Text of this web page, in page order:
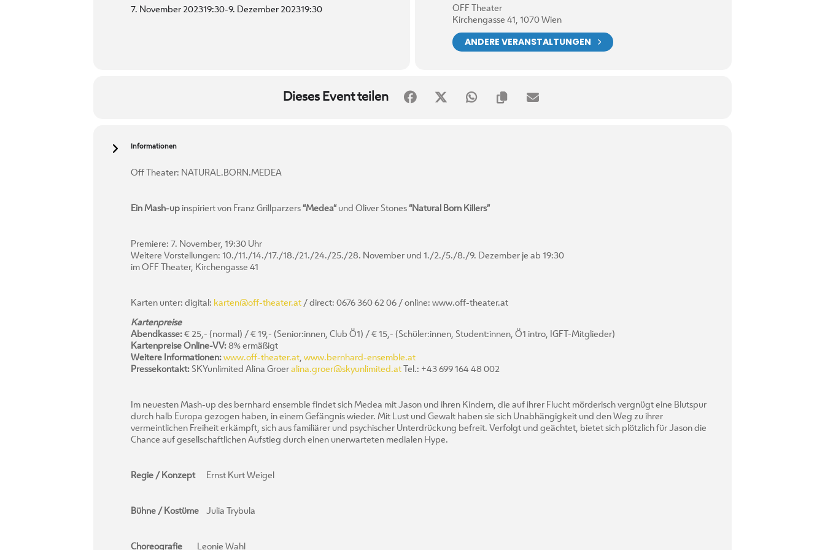
7. November 202319:30-9. Dezember 202319:30
OFF Theater
Kirchengasse 41, 1070 Wien
ANDERE VERANSTALTUNGEN
Dieses Event teilen
Informationen
Off Theater: NATURAL.BORN.MEDEA
Ein Mash-up inspiriert von Franz Grillparzers “Medea“ und Oliver Stones “Natural Born Killers”
Premiere: 7. November, 19:30 Uhr
Weitere Vorstellungen: 10./11./14./17./18./21./24./25./28. November und 1./2./5./8./9. Dezember je ab 19:30
im OFF Theater, Kirchengasse 41
Karten unter: digital: karten@off-theater.at / direct: 0676 360 62 06 / online: www.off-theater.at
Kartenpreise
Abendkasse: € 25,- (normal) / € 19,- (Senior:innen, Club Ö1) / € 15,- (Schüler:innen, Student:innen, Ö1 intro, IGFT-Mitglieder)
Kartenpreise Online-VV: 8% ermäßigt
Weitere Informationen: www.off-theater.at, www.bernhard-ensemble.at
Pressekontakt: SKYunlimited Alina Groer alina.groer@skyunlimited.at Tel.: +43 699 164 48 002
Im neuesten Mash-up des bernhard ensemble findet sich Medea mit Jason und ihren Kindern, die auf ihrer Flucht mörderisch vergnügt eine Blutspur
durch halb Europa gezogen haben, in einem Gefängnis wieder. Mit Lust und Gewalt haben sie sich Unabhängigkeit und den Weg zu ihrer
vermeintlichen Freiheit erkämpft, sich aus familiärer und psychischer Unterdrückung befreit. Verfolgt und geächtet, bietet sich plötzlich für Jason die
Chance auf gesellschaftlichen Aufstieg durch einen unerwarteten medialen Hype.
Regie / KonzeptErnst Kurt Weigel
Bühne / Kostüme Julia Trybula
Choreografie Leonie Wahl